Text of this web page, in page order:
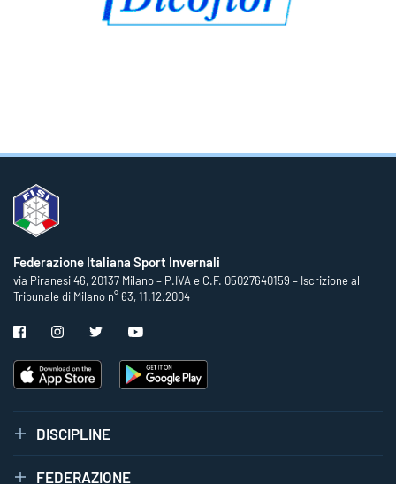
Federazione Italiana Sport Invernali
via Piranesi 46, 20137 Milano – P.IVA e C.F. 05027640159 – Iscrizione al
Tribunale di Milano n° 63, 11.12.2004
DISCIPLINE
FEDERAZIONE